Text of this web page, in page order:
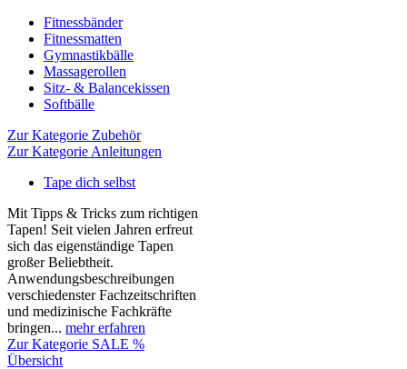
Fitnessbänder
Fitnessmatten
Gymnastikbälle
Massagerollen
Sitz- & Balancekissen
Softbälle
Zur Kategorie Zubehör
Zur Kategorie Anleitungen
Tape dich selbst
Mit Tipps & Tricks zum richtigen
Tapen! Seit vielen Jahren erfreut
sich das eigenständige Tapen
großer Beliebtheit.
Anwendungsbeschreibungen
verschiedenster Fachzeitschriften
und medizinische Fachkräfte
bringen... mehr erfahren
Zur Kategorie SALE %
Übersicht